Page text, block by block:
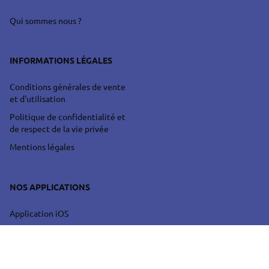
Qui sommes nous ?
INFORMATIONS LÉGALES
Conditions générales de vente
et d'utilisation
Politique de confidentialité et
de respect de la vie privée
Mentions légales
NOS APPLICATIONS
Application iOS